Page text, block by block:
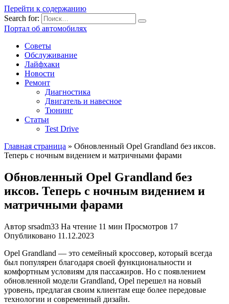
Перейти к содержанию
Search for:
Портал об автомобилях
Советы
Обслуживание
Лайфхаки
Новости
Ремонт
Диагностика
Двигатель и навесное
Тюнинг
Статьи
Test Drive
Главная страница » Обновленный Opel Grandland без иксов.
Теперь с ночным видением и матричными фарами
Обновленный Opel Grandland без
иксов. Теперь с ночным видением и
матричными фарами
Автор srsadm33 На чтение 11 мин Просмотров 17
Опубликовано 11.12.2023
Opel Grandland — это семейный кроссовер, который всегда
был популярен благодаря своей функциональности и
комфортным условиям для пассажиров. Но с появлением
обновленной модели Grandland, Opel перешел на новый
уровень, предлагая своим клиентам еще более передовые
технологии и современный дизайн.